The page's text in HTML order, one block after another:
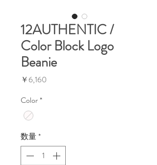
12AUTHENTIC /
Color Block Logo
Beanie
￥6,160
Color*
数量*